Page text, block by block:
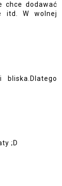
dodawać
itd. W wolnej
;D